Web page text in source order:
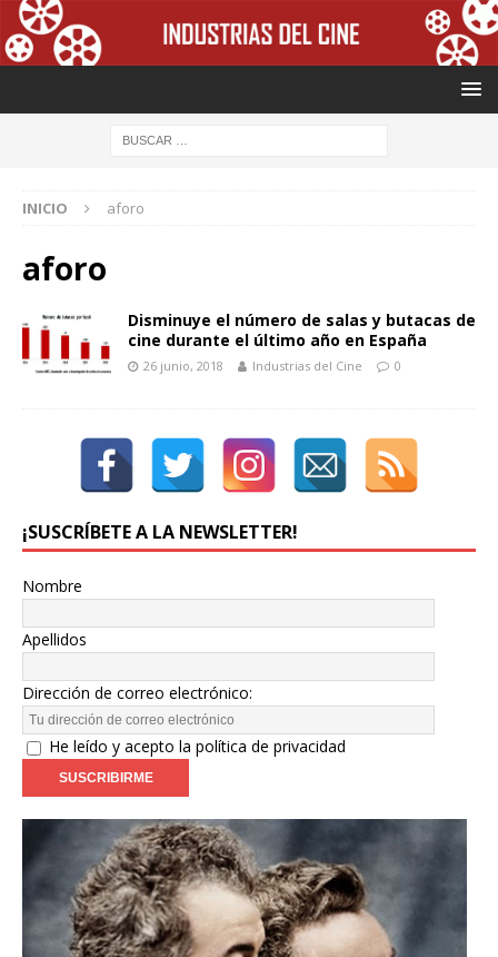
INICIO aforo
aforo
Disminuye el número de salas y butacas de
cine durante el último año en España
26 junio, 2018 Industrias del Cine 0
¡SUSCRÍBETE A LA NEWSLETTER!
Nombre
Apellidos
Dirección de correo electrónico:
He leído y acepto la política de privacidad